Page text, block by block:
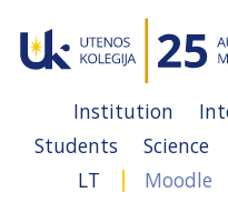
Institution
Students
Science
LT
Moodle